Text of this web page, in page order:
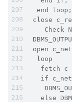
  end loop;
close
-- Check
open
  loop
fetch
if
else